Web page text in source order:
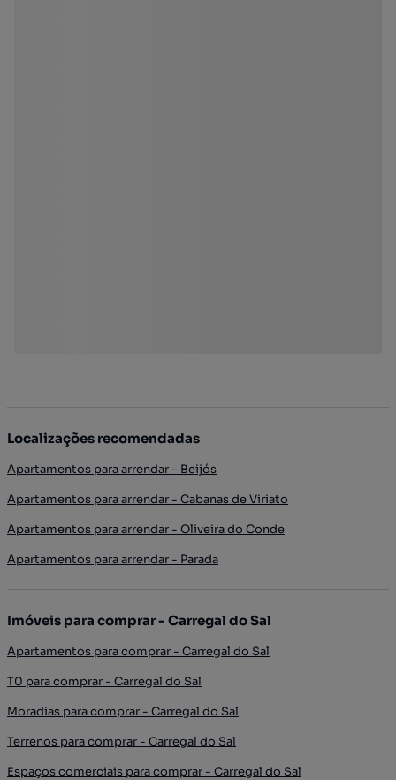
Localizações recomendadas
Apartamentos para arrendar - Beijós
Apartamentos para arrendar - Cabanas de Viriato
Apartamentos para arrendar - Oliveira do Conde
Apartamentos para arrendar - Parada
Imóveis para comprar - Carregal do Sal
Apartamentos para comprar - Carregal do Sal
T0 para comprar - Carregal do Sal
Moradias para comprar - Carregal do Sal
Terrenos para comprar - Carregal do Sal
Espaços comerciais para comprar - Carregal do Sal